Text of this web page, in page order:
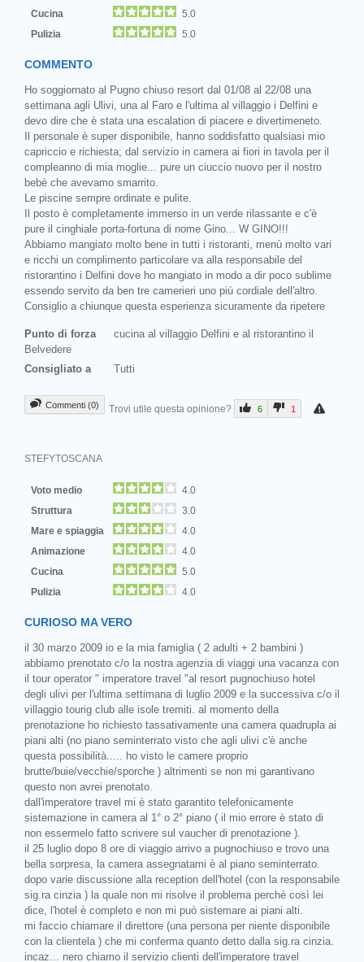
Cucina
5.0
Pulizia
5.0
COMMENTO
Ho soggiornato al Pugno chiuso resort dal 01/08 al 22/08 una
settimana agli Ulivi, una al Faro e l'ultima al villaggio i Delfini e
devo dire che è stata una escalation di piacere e divertimeneto.
Il personale è super disponibile, hanno soddisfatto qualsiasi mio
capriccio e richiesta; dal servizio in camera ai fiori in tavola per il
compleanno di mia moglie... pure un ciuccio nuovo per il nostro
bebè che avevamo smarrito.
Le piscine sempre ordinate e pulite.
Il posto è completamente immerso in un verde rilassante e c'è
pure il cinghiale porta-fortuna di nome Gino... W GINO!!!
Abbiamo mangiato molto bene in tutti i ristoranti, menù molto vari
e ricchi un complimento particolare va alla responsabile del
ristorantino i Delfini dove ho mangiato in modo a dir poco sublime
essendo servito da ben tre camerieri uno più cordiale dell'altro.
Consiglio a chiunque questa esperienza sicuramente da ripetere
Punto di forza
cucina al villaggio Delfini e al ristorantino il
Belvedere
Consigliato a
Tutti
Commenti (0) Trovi utile questa opinione? 6 1
STEFYTOSCANA
Voto medio
4.0
Struttura
3.0
Mare e spiaggia
4.0
Animazione
4.0
Cucina
5.0
Pulizia
4.0
CURIOSO MA VERO
il 30 marzo 2009 io e la mia famiglia ( 2 adulti + 2 bambini )
abbiamo prenotato c/o la nostra agenzia di viaggi una vacanza con
il tour operator " imperatore travel "al resort pugnochiuso hotel
degli ulivi per l'ultima settimana di luglio 2009 e la successiva c/o il
villaggio tourig club alle isole tremiti. al momento della
prenotazione ho richiesto tassativamente una camera quadrupla ai
piani alti (no piano seminterrato visto che agli ulivi c'è anche
questa possibilità..... ho visto le camere proprio
brutte/buie/vecchie/sporche ) altrimenti se non mi garantivano
questo non avrei prenotato.
dall'imperatore travel mi è stato garantito telefonicamente
sistemazione in camera al 1° o 2° piano ( il mio errore è stato di
non essermelo fatto scrivere sul vaucher di prenotazione ).
il 25 luglio dopo 8 ore di viaggio arrivo a pugnochiuso e trovo una
bella sorpresa, la camera assegnatami è al piano seminterrato.
dopo varie discussione alla reception dell'hotel (con la responsabile
sig.ra cinzia ) la quale non mi risolve il problema perchè così lei
dice, l'hotel è completo e non mi può sistemare ai piani alti.
mi faccio chiamare il direttore (una persona per niente disponibile
con la clientela ) che mi conferma quanto detto dalla sig.ra cinzia.
incaz... nero chiamo il servizio clienti dell'imperatore travel